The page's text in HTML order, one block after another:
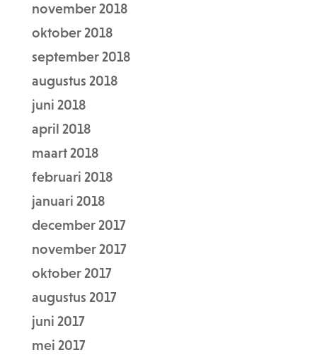
november 2018
oktober 2018
september 2018
augustus 2018
juni 2018
april 2018
maart 2018
februari 2018
januari 2018
december 2017
november 2017
oktober 2017
augustus 2017
juni 2017
mei 2017